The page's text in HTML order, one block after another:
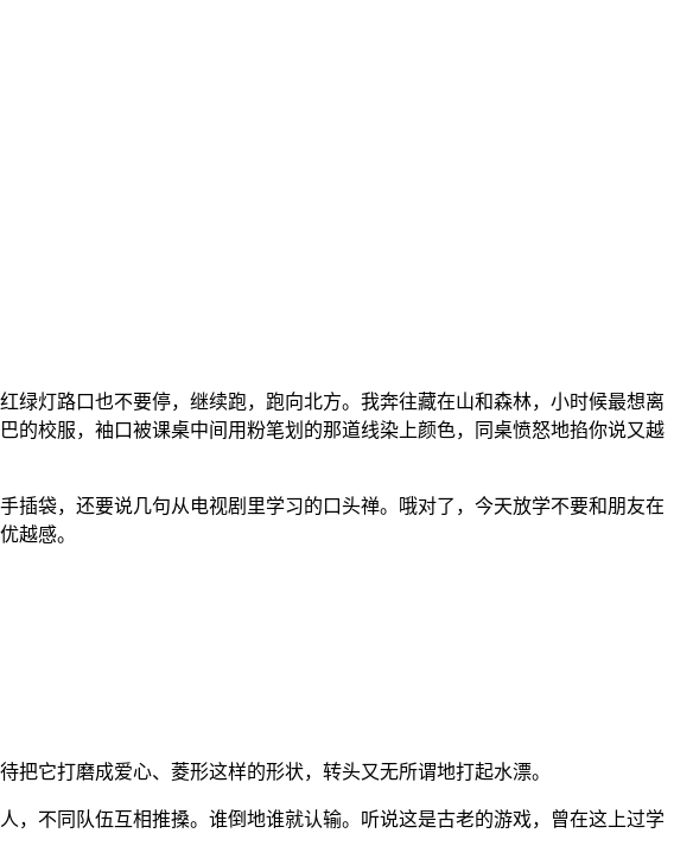
灯路口也不要停，继续跑，跑向北方。我奔往藏在山和森林，小时候最想离
的校服，袖口被课桌中间用粉笔划的那道线染上颜色，同桌愤怒地掐你说又越
袋，还要说几句从电视剧里学习的口头禅。哦对了，今天放学不要和朋友在
越感。
它打磨成爱心、菱形这样的形状，转头又无所谓地打起水漂。
，不同队伍互相推搡。谁倒地谁就认输。听说这是古老的游戏，曾在这上过学